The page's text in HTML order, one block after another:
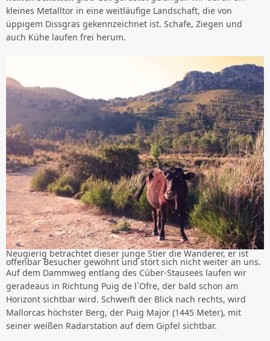
kleines Metalltor in eine weitläufige Landschaft, die von
üppigem Dissgras gekennzeichnet ist. Schafe, Ziegen und
auch Kühe laufen frei herum.
Neugierig betrachtet dieser junge Stier die Wanderer, er ist
offenbar Besucher gewöhnt und stört sich nicht weiter an uns.
Auf dem Dammweg entlang des Cúber-Stausees laufen wir
geradeaus in Richtung Puig de l`Ofre, der bald schon am
Horizont sichtbar wird. Schweift der Blick nach rechts, wird
Mallorcas höchster Berg, der Puig Major (1445 Meter), mit
seiner weißen Radarstation auf dem Gipfel sichtbar.